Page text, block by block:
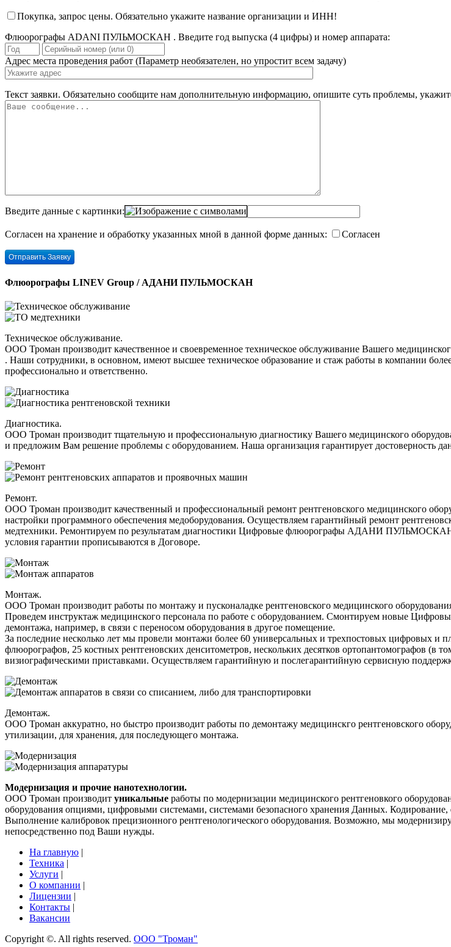
Покупка, запрос цены. Обязательно укажите название организации и ИНН!
Флюорографы ADANI ПУЛЬМОСКАН . Введите год выпуска (4 цифры) и номер аппарата:
Адрес места проведения работ (Параметр необязателен, но упростит всем задачу)
Текст заявки. Обязательно сообщите нам дополнительную информацию, опишите суть проблемы,
Введите данные с картинки:
Согласен на хранение и обработку указанных мной в данной форме данных: Согласен
Флюорографы LINEV Group / АДАНИ ПУЛЬМОСКАН
Техническое обслуживание.
ООО Троман производит качественное и своевременное техническое обслуживание Вашего
. Наши сотрудники, в основном, имеют высшее техническое образование и стаж работы в компании
профессионально и ответственно.
Диагностика.
ООО Троман производит тщательную и профессиональную диагностику Вашего медицинского
и предложим Вам решение проблемы с оборудованием. Наша организация гарантирует достоверность
Ремонт.
ООО Троман производит качественный и профессиональный ремонт рентгеновского медицинского
настройки программного обеспечения медоборудования. Осуществляем гарантийный ремонт
медтехники. Ремонтируем по результатам диагностики Цифровые флюорографы АДАНИ ПУЛЬМОСКАН
условия гарантии прописываются в Договоре.
Монтаж.
ООО Троман производит работы по монтажу и пусконаладке рентгеновского медицинского
Проведем инструктаж медицинского персонала по работе с оборудованием. Смонтируем новые
демонтажа, например, в связи с переносом оборудования в другое помещение.
За последние несколько лет мы провели монтажи более 60 универсальных и трехпостовых цифровых и
флюорографов, 25 костных рентгеновских денситометров, нескольких десятков ортопантомографов (в
визиографическими приставками. Осуществляем гарантийную и послегарантийную сервисную
Демонтаж.
ООО Троман аккуратно, но быстро производит работы по демонтажу медицинскго
утилизации, для хранения, для последующего монтажа.
Модернизация и прочие нанотехнологии.
ООО Троман производит уникальные работы по модернизации медицинского рентгеновкого
оборудования опциями, цифровыми системами, системами безопасного хранения Данных.
Выполнение калибровок прецизионного рентгенологического оборудования. Возможно, мы
непосредственно под Ваши нужды.
На главную |
Техника |
Услуги |
О компании |
Лицензии |
Контакты |
Вакансии
Copyright ©. All rights reserved. OOO "Троман"